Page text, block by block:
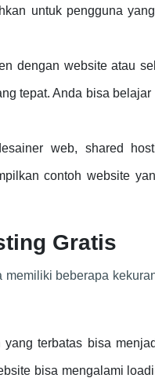
untuk pengguna
dengan website atau
tepat. Anda bisa belajar
web, shared
contoh website
Gratis
beberapa
terbatas bisa
bisa mengalami